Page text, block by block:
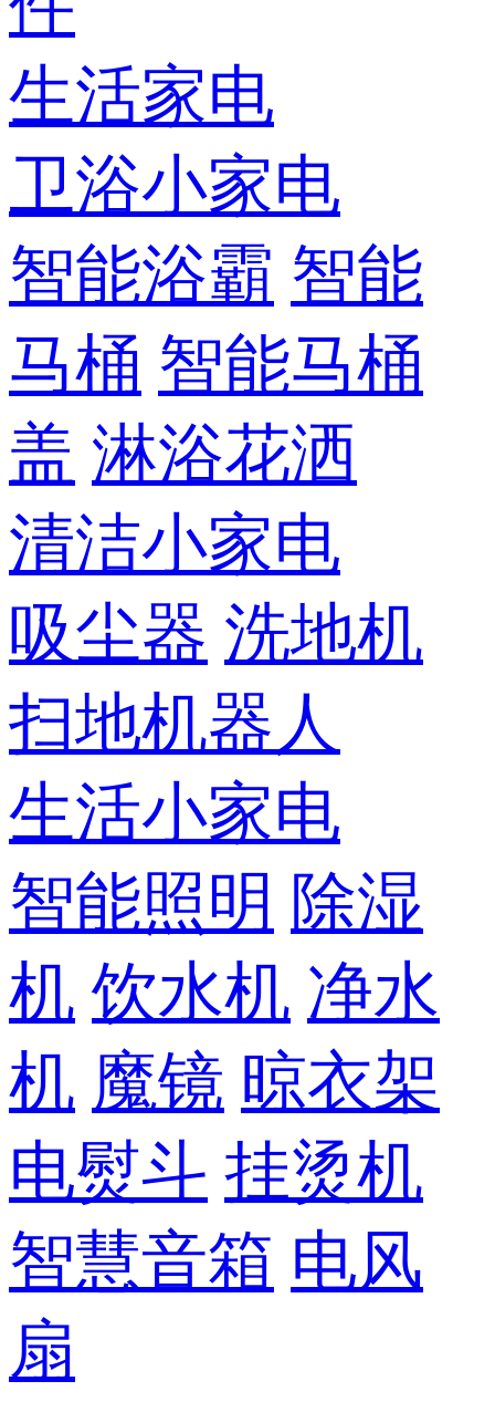
生活家电
卫浴小家电
智能浴霸 智能
马桶 智能马桶
盖 淋浴花洒
清洁小家电
吸尘器 洗地机
扫地机器人
生活小家电
智能照明 除湿
机 饮水机 净水
机 魔镜 晾衣架
电熨斗 挂烫机
智慧音箱 电风
扇